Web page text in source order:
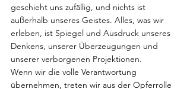
geschieht uns zufällig, und nichts ist
außerhalb unseres Geistes. Alles, was wir
erleben, ist Spiegel und Ausdruck unseres
Denkens, unserer Überzeugungen und
unserer verborgenen Projektionen.
Wenn wir die volle Verantwortung
übernehmen, treten wir aus der Opferrolle